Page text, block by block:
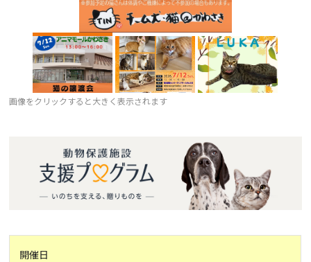
画像をクリックすると大きく表示されます
開催日